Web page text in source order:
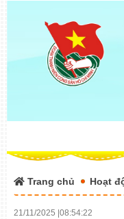
Trang chủ Hoạt
21/11/2025 08:54:22